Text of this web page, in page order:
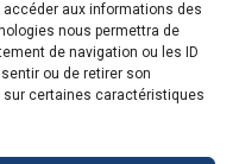
aux informations des
nous permettra de
de navigation ou les ID
ou de retirer son
certaines caractéristiques